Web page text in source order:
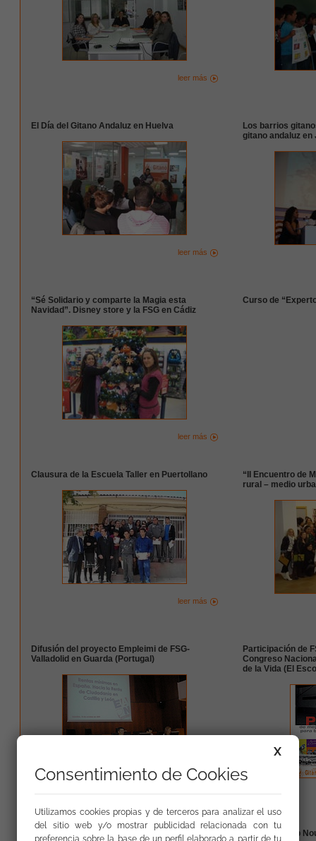
leer más
El Día del Gitano Andaluz en Huelva
leer más
Los barrios
gitano andaluz en
“Sé Solidario y comparte la Magia esta
Navidad”. Disney store y la FSG en Cádiz
leer más
Curso de
Clausura de la Escuela Taller en Puertollano
leer más
“II Encuentro de
rural – medio
Difusión del proyecto Empleimi de FSG-
Valladolid en Guarda (Portugal)
Participación de
Congreso
de la Vida (El
Jornada sobre los derechos de las niñas y
Visita al Camp
X
Consentimiento de Cookies
Utilizamos cookies propias y de terceros para analizar el uso
del sitio web y/o mostrar publicidad relacionada con tu
preferencia sobre la base de un perfil elaborado a partir de tu